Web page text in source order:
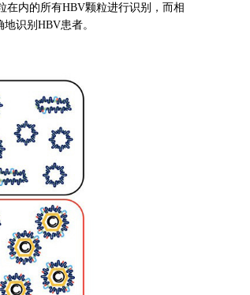
在内的所有HBV颗粒进行识别，而相
识别HBV患者。